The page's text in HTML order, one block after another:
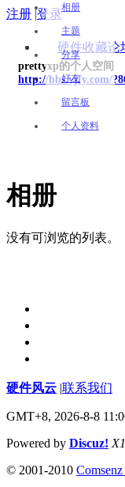
注册 |登录
硬件收藏论
prettyxp的个人空间
http://bbs.yjfy.com/
相册
主题
分享
好友
留言板
个人资料
相册
没有可浏览的列表。
硬件风云 联系我们
GMT+8, 2026-8-8
Powered by Discuz! X1
© 2001-2010